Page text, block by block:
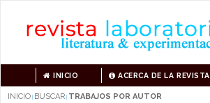
INICIO ACERCA DE LA REVISTA
INICIO | BUSCAR | TRABAJOS POR AUTOR